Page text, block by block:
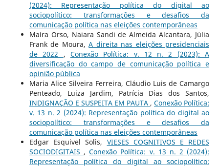
(2024): Representação política do digital ao
sociopolítico: transformações e desafios da
comunicação política nas eleições contemporâneas
Maíra Orso, Naiara Sandi de Almeida Alcantara, Júlia
Frank de Moura,A direita nas eleições presidenciais
de 2022 , Conexão Política: v. 12 n. 2 (2023): A
diversificação do campo de comunicação política e
opinião pública
Maria Alice Silveira Ferreira, Cláudio Luis de Camargo
Penteado, Luiza Jardim, Patrícia Dias dos Santos,
INDIGNAÇÃO E SUSPEITA EM PAUTA ,Conexão Política:
v. 13 n. 2 (2024): Representação política do digital ao
sociopolítico: transformações e desafios da
comunicação política nas eleições contemporâneas
Edgar Esquivel Solis, VIESES COGNITIVOS E REDES
SOCIODIGITAIS ,Conexão Política: v. 13 n. 2 (2024):
Representação política do digital ao sociopolítico: